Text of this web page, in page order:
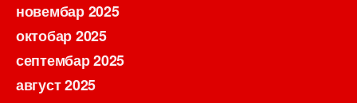
новембар 2025
октобар 2025
септембар 2025
август 2025